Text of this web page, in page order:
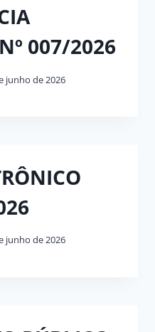
007/2026
junho de 2026
junho de 2026